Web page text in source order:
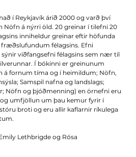
í Reykjavík árið 2000 og varð því
Nöfn á nýrri öld. 20 greinar í tilefni 20
inniheldur greinar eftir höfunda
félagsins. Efni
viðfangsefni félagsins sem nær til
Í bókinni er greinunum
á fornum tíma og í heimildum; Nöfn,
Samspil nafna og landslags;
Nöfn og þjóðmenning) en örnefni eru
umfjöllun um þau kemur fyrir í
broti og eru allir kaflarnir ríkulega
Lethbrigde og Rósa